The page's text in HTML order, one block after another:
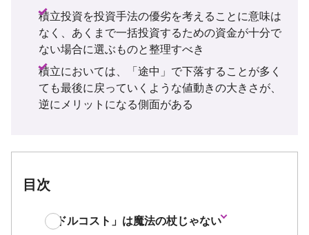
積立投資を投資手法の優劣を考えることに意味は
なく、あくまで一括投資するための資金が十分で
ない場合に選ぶものと整理すべき
積立においては、「途中」で下落することが多く
ても最後に戻っていくような値動きの大きさが、
逆にメリットになる側面がある
目次
「ドルコスト」は魔法の杖じゃない